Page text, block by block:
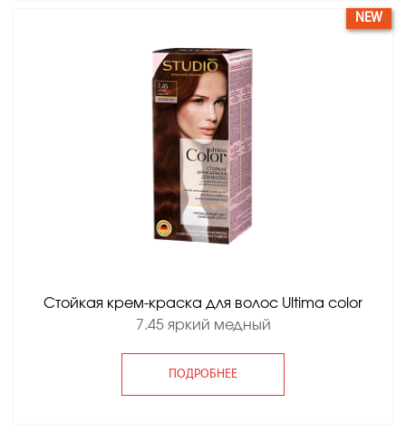
Стойкая крем-краска для волос Ultima color
7.45 яркий медный
ПОДРОБНЕЕ
NEW